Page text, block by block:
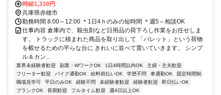
駅：天和駅、備前福河駅、坂越駅)
時給1,310円
兵庫県赤穂市
勤務時間 8:00～12:00 ＊1日4ｈのみの短時間 ＊週5～相談OK
仕事内容 倉庫内で、殺虫剤など日用品の荷下ろし作業をお任せしま
す。 トラックに積まれた商品を取り出して 「パレット」という荷物
を載せるための平らな台に きれいに並べて置いていきます。 シンプ
ル＆カン...
業界未経験者歓迎 副業・WワークOK 1日4時間以内OK
主婦・主夫歓迎
フリーター歓迎
バイク通勤OK 給料前払いOK 学歴不問 車通勤OK
固定時間制
職場見学可
平日のみOK 経験不問 未経験者歓迎 経験者歓迎
即日払いOK
ブランクOK
長期歓迎 フルタイム歓迎 週4日以上OK